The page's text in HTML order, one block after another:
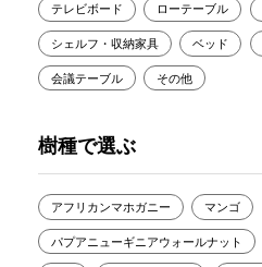
テレビボード ローテーブル
シェルフ・収納家具 ベッド
会議テーブル その他
樹種で選ぶ
アフリカンマホガニー マンゴ
パプアニューギニアウォールナット